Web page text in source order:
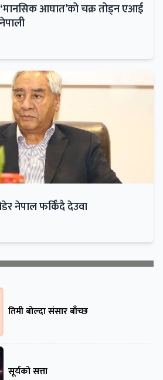
आघात’को चक्र तोड्न एआई
नेपाल फर्किँदै देउवा
तिमी बोल्दा संसार बाँच्छ
सूर्यको सत्ता